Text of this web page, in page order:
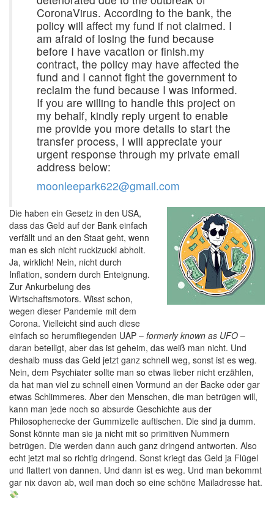
CoronaVirus. According to the bank, the
policy will affect my fund if not claimed. I
am afraid of losing the fund because
before I have vacation or finish.my
contract, the policy may have affected the
fund and I cannot fight the government to
reclaim the fund because I was informed.
If you are willing to handle this project on
my behalf, kindly reply urgent to enable
me provide you more details to start the
transfer process, I will appreciate your
urgent response through my private email
address below:
moonleepark622@gmail.com
Die haben ein Gesetz in den USA,
dass das Geld auf der Bank einfach
verfällt und an den Staat geht, wenn
man es sich nicht ruckizucki abholt.
Ja, wirklich! Nein, nicht durch
Inflation, sondern durch Enteignung.
Zur Ankurbelung des
Wirtschaftsmotors. Wisst schon,
wegen dieser Pandemie mit dem
Corona. Vielleicht sind auch diese
einfach so herumfliegenden UAP – formerly known as UFO –
daran beteiligt, aber das ist geheim, das weiß man nicht. Und
deshalb muss das Geld jetzt ganz schnell weg, sonst ist es weg.
Nein, dem Psychiater sollte man so etwas lieber nicht erzählen,
da hat man viel zu schnell einen Vormund an der Backe oder gar
etwas Schlimmeres. Aber den Menschen, die man betrügen will,
kann man jede noch so absurde Geschichte aus der
Philosophenecke der Gummizelle auftischen. Die sind ja dumm.
Sonst könnte man sie ja nicht mit so primitiven Nummern
betrügen. Die werden dann auch ganz dringend antworten. Also
echt jetzt mal so richtig dringend. Sonst kriegt das Geld ja Flügel
und flattert von dannen. Und dann ist es weg. Und man bekommt
gar nix davon ab, weil man doch so eine schöne Mailadresse hat.